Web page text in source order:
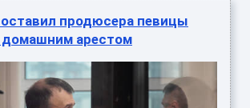
продюсера певицы
арестом